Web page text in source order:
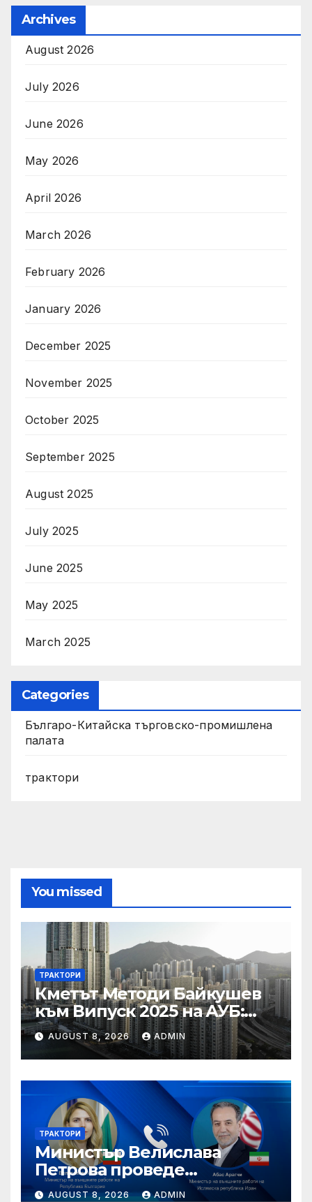
Archives
August 2026
July 2026
June 2026
May 2026
April 2026
March 2026
February 2026
January 2026
December 2025
November 2025
October 2025
September 2025
August 2025
July 2025
June 2025
May 2025
March 2025
Categories
Българо-Китайска търговско-промишлена
палата
трактори
You missed
ТРАКТОРИ
Кметът Методи Байкушев
към Випуск 2025 на АУБ:
“Помнете Благоевград и се
връщайте тук!”
AUGUST 8, 2026 ADMIN
ТРАКТОРИ
Министър Велислава
Петрова проведе
телефонен разговор с
AUGUST 8, 2026 ADMIN